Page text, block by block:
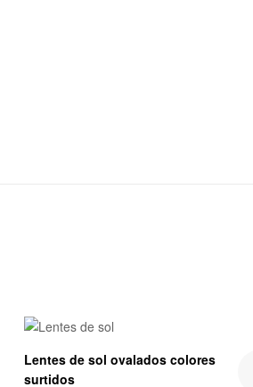
Lentes de sol ovalados colores
surtidos